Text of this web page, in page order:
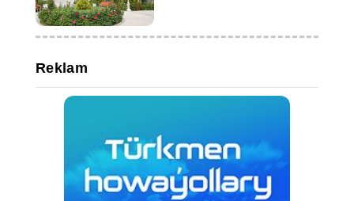
başladığını duyurdu
Reklam